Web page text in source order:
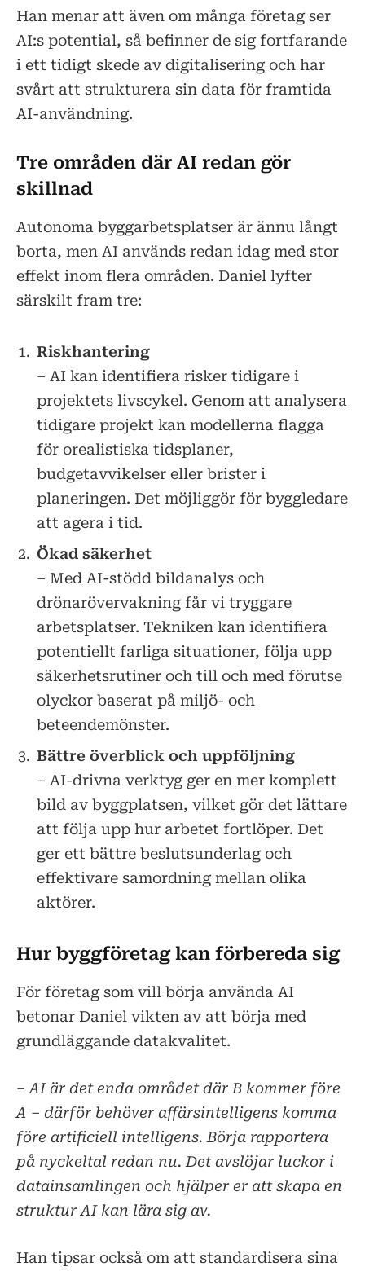
Han menar att även om många företag ser
AI:s potential, så befinner de sig fortfarande
i ett tidigt skede av digitalisering och har
svårt att strukturera sin data för framtida
AI-användning.
Tre områden där AI redan gör
skillnad
Autonoma byggarbetsplatser är ännu långt
borta, men AI används redan idag med stor
effekt inom flera områden. Daniel lyfter
särskilt fram tre:
Riskhantering
– AI kan identifiera risker tidigare i
projektets livscykel. Genom att analysera
tidigare projekt kan modellerna flagga
för orealistiska tidsplaner,
budgetavvikelser eller brister i
planeringen. Det möjliggör för byggledare
att agera i tid.
Ökad säkerhet
– Med AI-stödd bildanalys och
drönarövervakning får vi tryggare
arbetsplatser. Tekniken kan identifiera
potentiellt farliga situationer, följa upp
säkerhetsrutiner och till och med förutse
olyckor baserat på miljö- och
beteendemönster.
Bättre överblick och uppföljning
– AI-drivna verktyg ger en mer komplett
bild av byggplatsen, vilket gör det lättare
att följa upp hur arbetet fortlöper. Det
ger ett bättre beslutsunderlag och
effektivare samordning mellan olika
aktörer.
Hur byggföretag kan förbereda sig
För företag som vill börja använda AI
betonar Daniel vikten av att börja med
grundläggande datakvalitet.
– AI är det enda området där B kommer före
A – därför behöver affärsintelligens komma
före artificiell intelligens. Börja rapportera
på nyckeltal redan nu. Det avslöjar luckor i
datainsamlingen och hjälper er att skapa en
struktur AI kan lära sig av.
Han tipsar också om att standardisera sina